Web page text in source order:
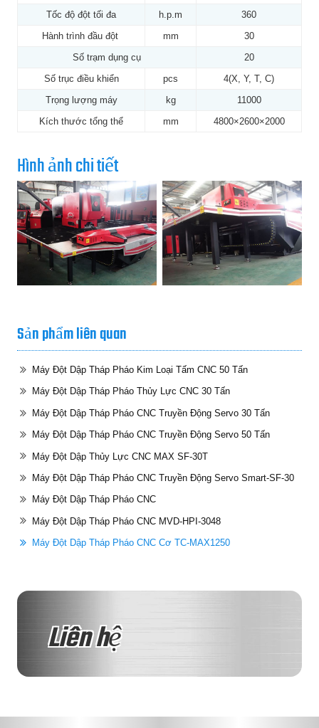
Tốc độ đột tối đa
h.p.m
360
Hành trình đầu đột
mm
30
Số trạm dụng cụ
20
Số trục điều khiển
pcs
4(X, Y, T, C)
Trọng lượng máy
kg
11000
Kích thước tổng thể
mm 4800×2600×2000
Hình ảnh chi tiết
Sản phẩm liên quan
Máy Đột Dập Tháp Pháo Kim Loại Tấm CNC 50 Tấn
Máy Đột Dập Tháp Pháo Thủy Lực CNC 30 Tấn
Máy Đột Dập Tháp Pháo CNC Truyền Động Servo 30 Tấn
Máy Đột Dập Tháp Pháo CNC Truyền Động Servo 50 Tấn
Máy Đột Dập Thủy Lực CNC MAX SF-30T
Máy Đột Dập Tháp Pháo CNC Truyền Động Servo Smart-SF-30
Máy Đột Dập Tháp Pháo CNC
Máy Đột Dập Tháp Pháo CNC MVD-HPI-3048
Máy Đột Dập Tháp Pháo CNC Cơ TC-MAX1250
Liên hệ